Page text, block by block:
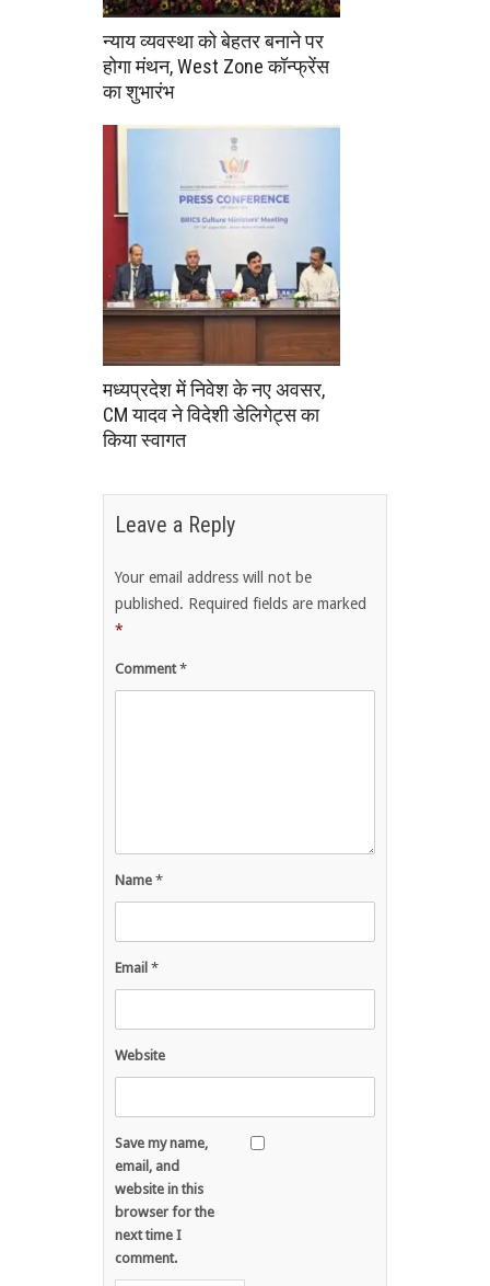
न्याय व्यवस्था को बेहतर बनाने पर
होगा मंथन, West Zone कॉन्फ्रेंस
का शुभारंभ
मध्यप्रदेश में निवेश के नए अवसर,
CM यादव ने विदेशी डेलिगेट्स का
किया स्वागत
Leave a Reply
Your email address will not be
published. Required fields are marked
*
Comment*
Name *
Email *
Website
Save my name,
email, and
website in this
browser for the
next time I
comment.